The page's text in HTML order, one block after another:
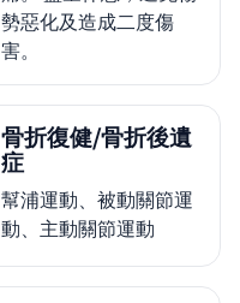
勢惡化及造成二度傷
害。
骨折復健/骨折後遺
症
幫浦運動、被動關節運
動、主動關節運動